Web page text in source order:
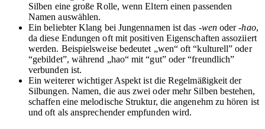
Silben eine große Rolle, wenn Eltern einen passenden
Namen auswählen.
Ein beliebter Klang bei Jungennamen ist das -wenoder-hao,
da diese Endungen oft mit positiven Eigenschaften assoziiert
werden. Beispielsweise bedeutet „wen“ oft “kulturell” oder
“gebildet”, während „hao“ mit “gut” oder “freundlich”
verbunden ist.
Ein weiterer wichtiger Aspekt ist die Regelmäßigkeit der
Silbungen. Namen, die aus zwei oder mehr Silben bestehen,
schaffen eine melodische Struktur, die angenehm zu hören ist
und oft als ansprechender empfunden wird.